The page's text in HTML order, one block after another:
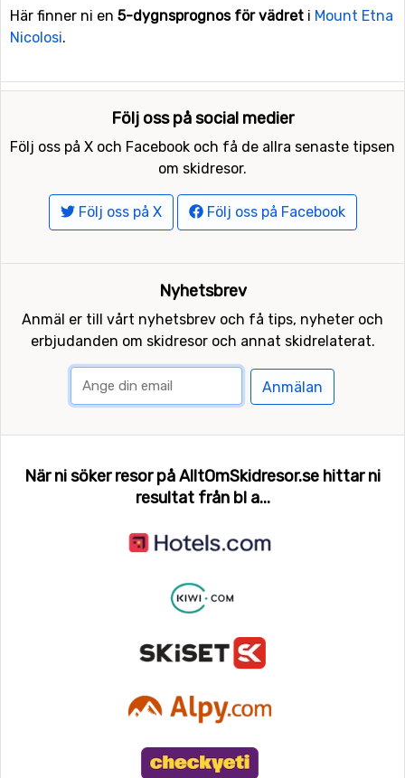
Här finner ni en 5-dygnsprognos för vädret i Mount Etna
Nicolosi.
Följ oss på social medier
Följ oss på X och Facebook och få de allra senaste tipsen
om skidresor.
Följ oss på X Följ oss på Facebook
Nyhetsbrev
Anmäl er till vårt nyhetsbrev och få tips, nyheter och
erbjudanden om skidresor och annat skidrelaterat.
Anmälan
När ni söker resor på AlltOmSkidresor.se hittar ni
resultat från bl a...